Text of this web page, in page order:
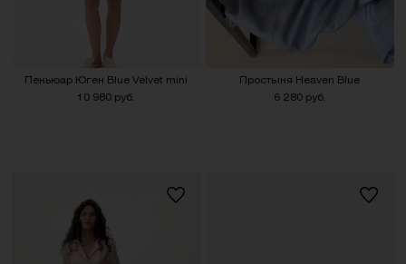
Пеньюар Юген Blue Velvet mini
10 980 руб.
Простыня Heaven Blue
6 280 руб.